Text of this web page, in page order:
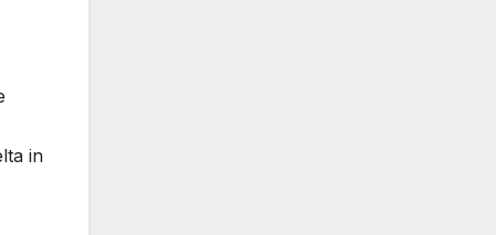
in